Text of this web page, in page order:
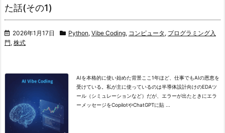
た話(その1)
2026年1月17日 Python, Vibe Coding, コンピュータ , プログラミング入
門, 株式
AIを本格的に使い始めた背景ここ1年ほど、仕事でもAIの恩恵を
受けている。 私が主に使っているのは半導体設計向けのEDAツ
ール（シミュレーションなど）だが、エラーが出たときにエラ
ーメッセージをCopilotやChatGPTに貼 ...